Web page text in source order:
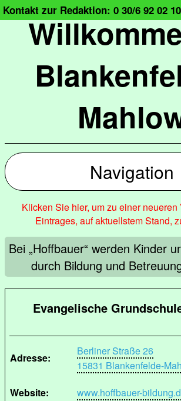
Kontakt zur Redaktion: 0 30/6 92 02
Navigation
Klicken Sie hier, um zu einer
Eintrages, auf aktuellstem Stand,
Bei „Hoffbauer“ werden Kinder
durch Bildung und
Evangelische
Adresse:
Berliner Straße 26
15831 Blankenfelde-
Website:
www.hoffbauer-